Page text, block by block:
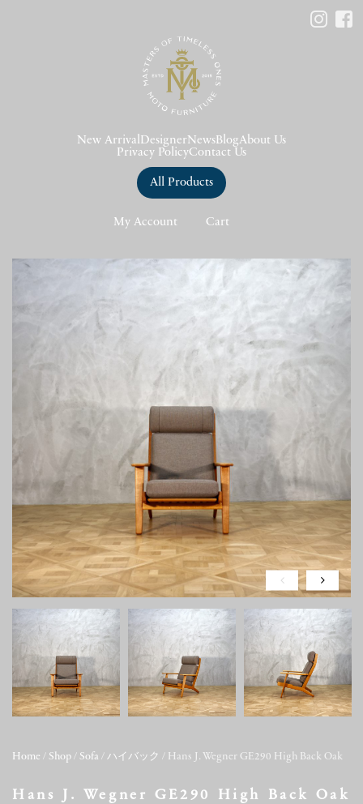
New Arrival DesignerNews BlogAbout Us
Privacy PolicyContact Us
All Products
My Account Cart
Home / Shop / Sofa / ハイバック / Hans J. Wegner GE290 High Back Oak
Hans J. Wegner GE290 High Back Oak